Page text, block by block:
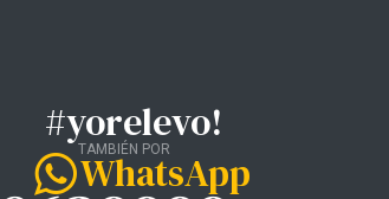
#yorelevo!
TAMBIÉN POR
WhatsApp